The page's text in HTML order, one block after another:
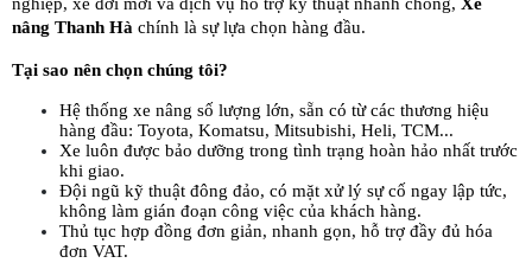
nâng Thanh Hà chính là sự lựa chọn hàng đầu.
Tại sao nên chọn chúng tôi?
Hệ thống xe nâng số lượng lớn, sẵn có từ các thương hiệu
hàng đầu: Toyota, Komatsu, Mitsubishi, Heli, TCM...
Xe luôn được bảo dưỡng trong tình trạng hoàn hảo nhất trước
khi giao.
Đội ngũ kỹ thuật đông đảo, có mặt xử lý sự cố ngay lập tức,
không làm gián đoạn công việc của khách hàng.
Thủ tục hợp đồng đơn giản, nhanh gọn, hỗ trợ đầy đủ hóa
đơn VAT.